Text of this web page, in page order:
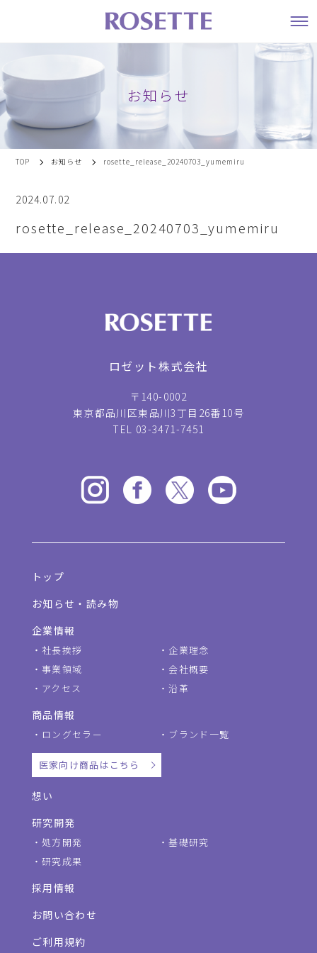
お知らせ
TOP お知らせ rosette_release_20240703_yumemiru
2024.07.02
rosette_release_20240703_yumemiru
ロゼット株式会社
〒140-0002
東京都品川区東品川3丁目26番10号
TEL 03-3471-7451
トップ
お知らせ・読み物
企業情報
社長挨拶
企業理念
事業領域
会社概要
アクセス
沿革
商品情報
ロングセラー ブランド一覧
医家向け商品はこちら
想い
研究開発
処方開発
基礎研究
研究成果
採用情報
お問い合わせ
ご利用規約